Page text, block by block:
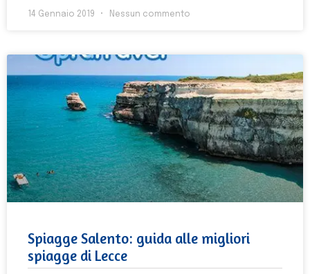
14 Gennaio 2019 Nessun commento
Spiagge Salento: guida alle migliori
spiagge di Lecce